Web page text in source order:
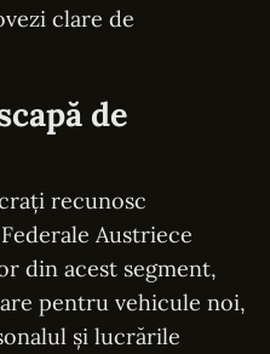
clare de
de
recunosc
Austriece
din acest segment,
pentru vehicule noi,
și lucrările